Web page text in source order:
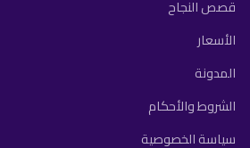
قصص النجاح
الأسعار
المدونة
الشروط والأحكام
سياسة الخصوصية